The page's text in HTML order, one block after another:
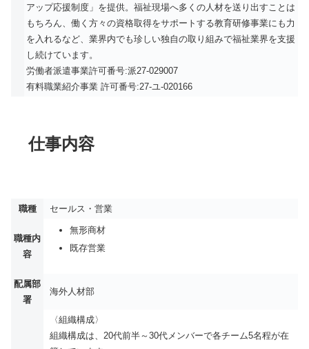
アップ応援制度」を提供。福祉現場へ多くの人材を送り出すことは
もちろん、働く方々の資格取得をサポートする教育研修事業にも力
を入れるなど、業界内でも珍しい独自の取り組みで福祉業界を支援
し続けています。
労働者派遣事業許可番号:派27-029007
有料職業紹介事業 許可番号:27-ユ-020166
仕事内容
職種 セールス・営業
職種内
容
無形商材
既存営業
配属部
署
海外人材部
〈組織構成〉
組織構成は、20代前半～30代メンバーで各チーム5名程が在